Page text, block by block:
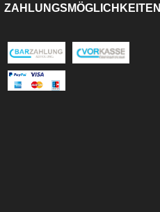
ZAHLUNGSMÖGLICHKEITEN